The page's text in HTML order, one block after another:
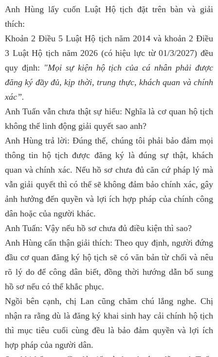
Anh Hùng lấy cuốn Luật Hộ tịch đặt trên bàn và giải
thích:
Khoản 2 Điều 5 Luật Hộ tịch năm 2014 và khoản 2 Điều
3 Luật Hộ tịch năm 2026 (có hiệu lực từ 01/3/2027) đều
quy định: "Mọi sự kiện hộ tịch của cá nhân phải được
đăng ký đầy đủ, kịp thời, trung thực, khách quan và chính
xác”.
Anh Tuấn vẫn chưa thật sự hiểu: Nghĩa là cơ quan hộ tịch
không thể linh động giải quyết sao anh?
Anh Hùng trả lời: Đúng thế, chúng tôi phải bảo đảm mọi
thông tin hộ tịch được đăng ký là đúng sự thật, khách
quan và chính xác. Nếu hồ sơ chưa đủ căn cứ pháp lý mà
vẫn giải quyết thì có thể sẽ không đảm bảo chính xác, gây
ảnh hưởng đến quyền và lợi ích hợp pháp của chính công
dân hoặc của người khác.
Anh Tuấn: Vậy nếu hồ sơ chưa đủ điều kiện thì sao?
Anh Hùng cẩn thận giải thích: Theo quy định, người đứng
đầu cơ quan đăng ký hộ tịch sẽ có văn bản từ chối và nêu
rõ lý do để công dân biết, đồng thời hướng dẫn bổ sung
hồ sơ nếu có thể khắc phục.
Ngồi bên cạnh, chị Lan cũng chăm chú lắng nghe. Chị
nhận ra rằng dù là đăng ký khai sinh hay cải chính hộ tịch
thì mục tiêu cuối cùng đều là bảo đảm quyền và lợi ích
hợp pháp của người dân.